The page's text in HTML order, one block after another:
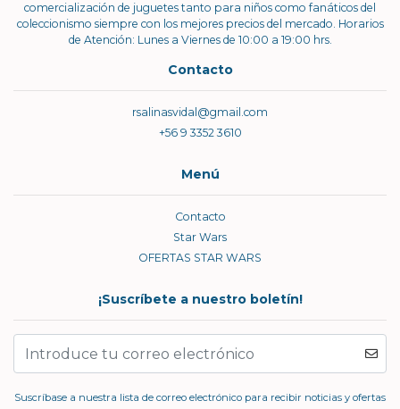
comercialización de juguetes tanto para niños como fanáticos del
coleccionismo siempre con los mejores precios del mercado. Horarios
de Atención: Lunes a Viernes de 10:00 a 19:00 hrs.
Contacto
rsalinasvidal@gmail.com
+56 9 3352 3610
Menú
Contacto
Star Wars
OFERTAS STAR WARS
¡Suscríbete a nuestro boletín!
Suscríbase a nuestra lista de correo electrónico para recibir noticias y ofertas